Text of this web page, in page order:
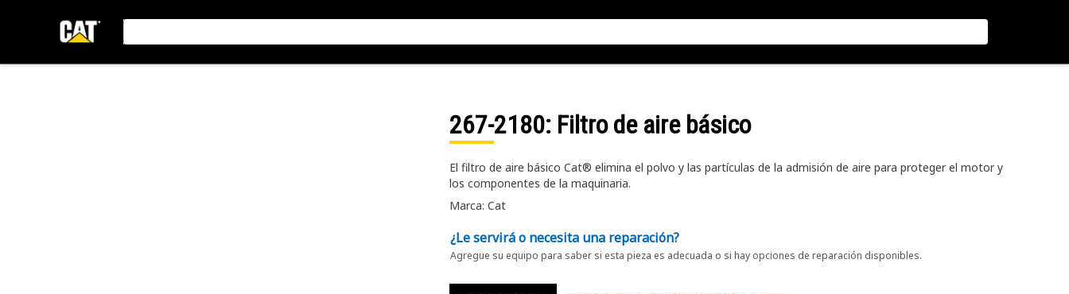
267-2180: Filtro de aire básico
El filtro de aire básico Cat® elimina el polvo y las partículas de la admisión de aire para proteger el motor y
los componentes de la maquinaria.
Marca: Cat
¿Le servirá o necesita una reparación?
Agregue su equipo para saber si esta pieza es adecuada o si hay opciones de reparación disponibles.